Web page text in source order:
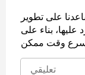
على تطوير
بناء على